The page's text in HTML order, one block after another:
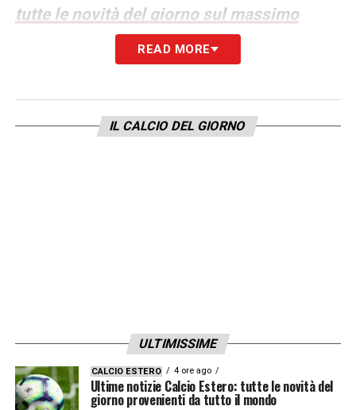
tutte le novità del giorno sul massimo
campionato italiano
READ MORE
IL CALCIO DEL GIORNO
ULTIMISSIME
CALCIO ESTERO 4 ore ago
Ultime notizie Calcio Estero: tutte le novità del
giorno provenienti da tutto il mondo